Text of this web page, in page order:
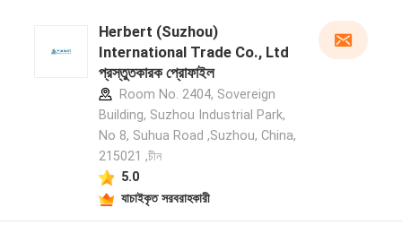
Herbert (Suzhou)
International Trade Co., Ltd
প্রস্তুতকারক প্রোফাইল
Room No. 2404, Sovereign
Building, Suzhou Industrial Park,
No 8, Suhua Road ,Suzhou, China,
215021 ,চীন
5.0
যাচাইকৃত সরবরাহকারী